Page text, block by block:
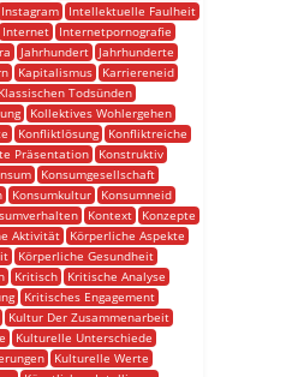
Instagram
Intellektuelle Faulheit
Internet
Internetpornografie
Jahrhundert
Jahrhunderte
Kapitalismus
Karriereneid
Klassischen Todsünden
Kollektives Wohlergehen
Konfliktlösung
Konfliktreiche
Präsentation
Konstruktiv
Konsumgesellschaft
Konsumkultur
Konsumneid
Kontext
Konzepte
Aktivität
Körperliche Aspekte
Körperliche Gesundheit
Kritisch
Kritische Analyse
Kritisches Engagement
Kultur Der Zusammenarbeit
Kulturelle Unterschiede
Kulturelle Werte